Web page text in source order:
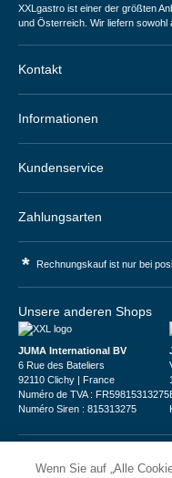
XXLgastro ist einer der größten
und Österreich. Wir liefern sowohl
Kontakt
Informationen
Kundenservice
Zahlungsarten
* Rechnungskauf ist nur bei
Unsere anderen Shops
JUMA International BV
6 Rue des Bateliers
92110 Clichy | France
Numéro de TVA : FR59815313275
Numéro Siren : 815313275
Wenn Sie auf „Alle